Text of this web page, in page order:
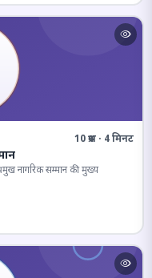
10 प्रश्न · 4 मिनट
नागरिक सम्मान की मुख्य